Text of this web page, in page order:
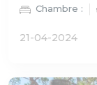
Chambre :
21-04-2024